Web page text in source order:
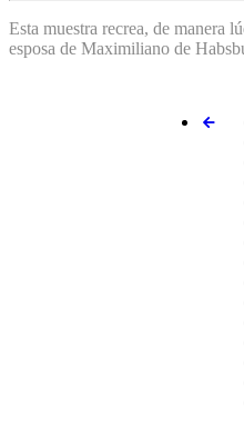
Esta muestra recrea, de manera
esposa de Maximiliano de